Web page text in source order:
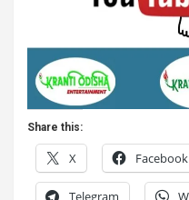
Share this:
X Facebook
Telegram